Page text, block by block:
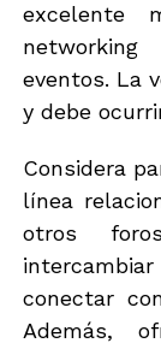
excelente
eventos. La
y debe
Considera
línea
otros
conectar
Además,